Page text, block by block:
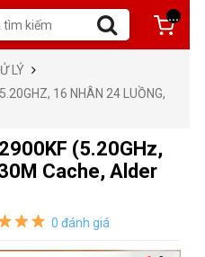
...
LÝ
16 NHÂN 24 LUỒNG,
(5.20GHz,
Cache, Alder
0 đánh giá